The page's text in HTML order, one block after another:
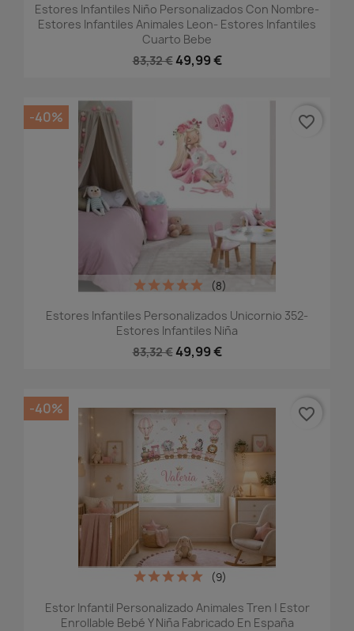
Estores Infantiles Niño Personalizados Con Nombre-
Estores Infantiles Animales Leon- Estores Infantiles
Cuarto Bebe
83,32 € 49,99 €
Estores Infantiles Personalizados Unicornio 352-
Estores Infantiles Niña
83,32 € 49,99 €
(8)
-40% favorite_border
Estor Infantil Personalizado Animales Tren | Estor
Enrollable Bebé Y Niña Fabricado En España
(9)
-40% favorite_border